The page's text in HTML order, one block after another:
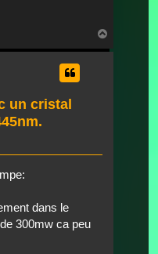
oben
un cristal
dans le
300mw ca peu